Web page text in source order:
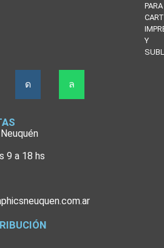
PARA
Y
9 a 18 hs